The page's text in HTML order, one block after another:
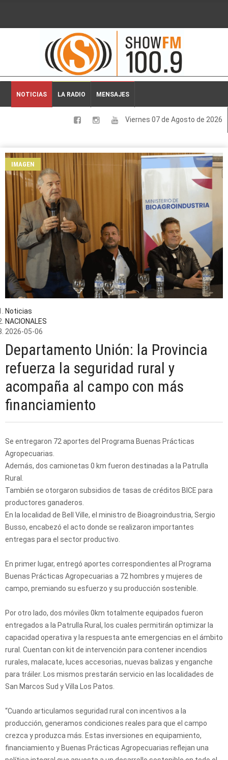
2026-08-07 18:30:35
NOTICIAS LA RADIO MENSAJES
Viernes 07 de Agosto de 2026
LOCALES
DEPORTES
INTERNACIONALES
IMAGEN
Noticias
NACIONALES
2026-05-06
Departamento Unión: la Provincia
refuerza la seguridad rural y
acompaña al campo con más
financiamiento
Se entregaron 72 aportes del Programa Buenas Prácticas
Agropecuarias.
Además, dos camionetas 0 km fueron destinadas a la Patrulla
Rural.
También se otorgaron subsidios de tasas de créditos BICE para
productores ganaderos.
En la localidad de Bell Ville, el ministro de Bioagroindustria, Sergio
Busso, encabezó el acto donde se realizaron importantes
entregas para el sector productivo.
En primer lugar, entregó aportes correspondientes al Programa
Buenas Prácticas Agropecuarias a 72 hombres y mujeres de
campo, premiando su esfuerzo y su producción sostenible.
Por otro lado, dos móviles 0km totalmente equipados fueron
entregados a la Patrulla Rural, los cuales permitirán optimizar la
capacidad operativa y la respuesta ante emergencias en el ámbito
rural. Cuentan con kit de intervención para contener incendios
rurales, malacate, luces accesorias, nuevas balizas y enganche
para tráiler. Los mismos prestarán servicio en las localidades de
San Marcos Sud y Villa Los Patos.
“Cuando articulamos seguridad rural con incentivos a la
producción, generamos condiciones reales para que el campo
crezca y produzca más. Estas inversiones en equipamiento,
financiamiento y Buenas Prácticas Agropecuarias reflejan una